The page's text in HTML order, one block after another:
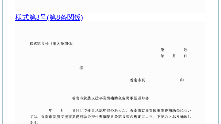
様式第3号(第8条関係)